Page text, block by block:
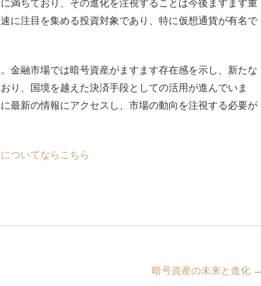
満ちており、その進化を注視することは今後ますます重
に注目を集める投資対象であり、特に仮想通貨が有名で
金融市場では暗号資産がますます存在感を示し、新たな
り、国境を越えた決済手段としての活用が進んでいま
最新の情報にアクセスし、市場の動向を注視する必要が
ついてならこちら
暗号資産の未来と進化 →